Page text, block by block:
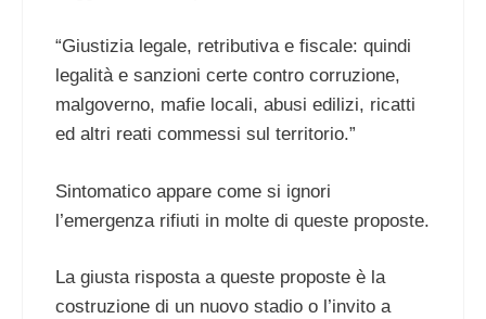
“Giustizia legale, retributiva e fiscale: quindi
legalità e sanzioni certe contro corruzione,
malgoverno, mafie locali, abusi edilizi, ricatti
ed altri reati commessi sul territorio.”
Sintomatico appare come si ignori
l’emergenza rifiuti in molte di queste proposte.
La giusta risposta a queste proposte è la
costruzione di un nuovo stadio o l’invito a